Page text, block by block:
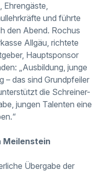
Ehrengäste,
und führte
den Abend. Rochus
Allgäu, richtete
Hauptsponsor
„Ausbildung, junge
– das sind Grundpfeiler
die Schreiner-
jungen Talenten eine
Meilenstein
Übergabe der